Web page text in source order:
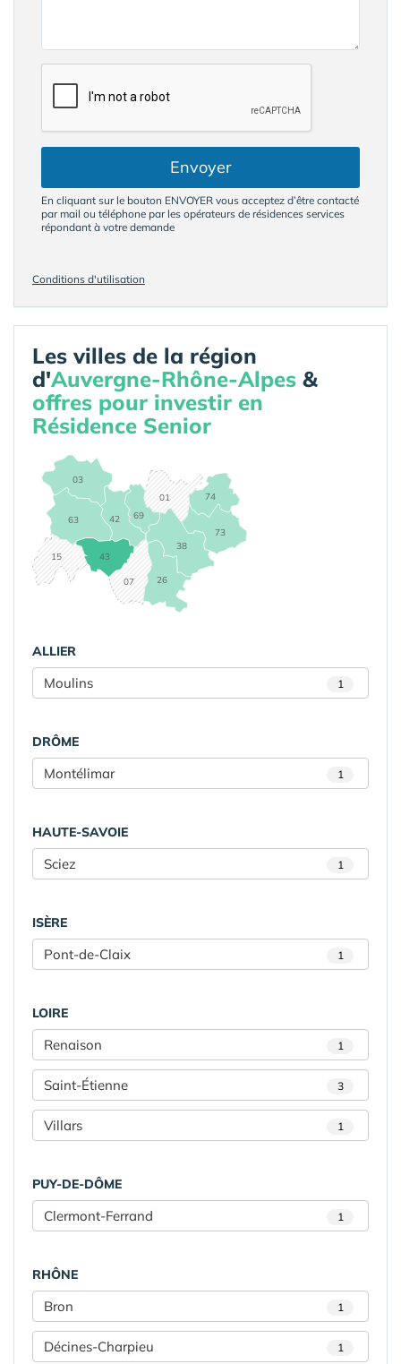
Envoyer
En cliquant sur le bouton ENVOYER vous acceptez d’être contacté
par mail ou téléphone par les opérateurs de résidences services
répondant à votre demande
Conditions d'utilisation
Les villes de la région
d'Auvergne-Rhône-Alpes &
offres pour investir en
Résidence Senior
01
03
07
15
26
38
42
43
63
69
73
74
ALLIER
Moulins 1
DRÔME
Montélimar 1
HAUTE-SAVOIE
Sciez 1
ISÈRE
Pont-de-Claix 1
LOIRE
Renaison 1
Saint-Étienne 3
Villars 1
PUY-DE-DÔME
Clermont-Ferrand 1
RHÔNE
Bron 1
Décines-Charpieu 1